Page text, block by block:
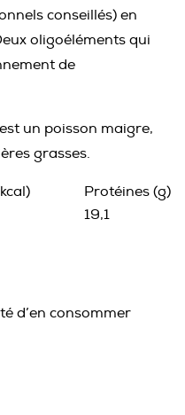
conseillés) en
oligoéléments qui
de
un poisson maigre,
grasses.
Protéines (g)
19,1
d’en consommer